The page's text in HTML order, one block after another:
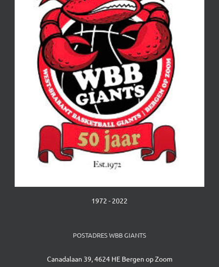
1972 - 2022
POSTADRES WBB GIANTS
Canadalaan 39, 4624 HE Bergen op Zoom